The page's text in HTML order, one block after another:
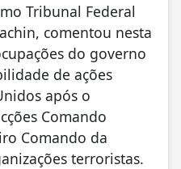
Tribunal Federal
comentou nesta
do governo
de ações
após o
Comando
Comando da
terroristas.